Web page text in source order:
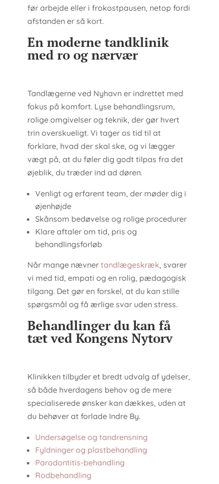
før arbejde eller i frokostpausen, netop fordi
afstanden er så kort.
En moderne tandklinik
med ro og nærvær
Tandlægerne ved Nyhavn er indrettet med
fokus på komfort. Lyse behandlingsrum,
rolige omgivelser og teknik, der gør hvert
trin overskueligt. Vi tager os tid til at
forklare, hvad der skal ske, og vi lægger
vægt på, at du føler dig godt tilpas fra det
øjeblik, du træder ind ad døren.
Venligt og erfarent team, der møder dig i
øjenhøjde
Skånsom bedøvelse og rolige procedurer
Klare aftaler om tid, pris og
behandlingsforløb
Når mange nævner tandlægeskræk, svarer
vi med tid, empati og en rolig, pædagogisk
tilgang. Det gør en forskel, at du kan stille
spørgsmål og få ærlige svar uden stress.
Behandlinger du kan få
tæt ved Kongens Nytorv
Klinikken tilbyder et bredt udvalg af ydelser,
så både hverdagens behov og de mere
specialiserede ønsker kan dækkes, uden at
du behøver at forlade Indre By.
Undersøgelse og tandrensning
Fyldninger og plastbehandling
Parodontitis-behandling
Rodbehandling